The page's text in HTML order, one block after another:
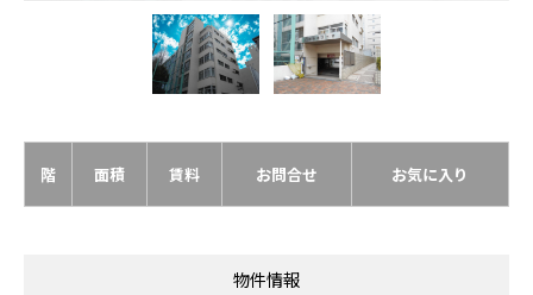
階 面積 賃料 お問合せ お気に入り
物件情報